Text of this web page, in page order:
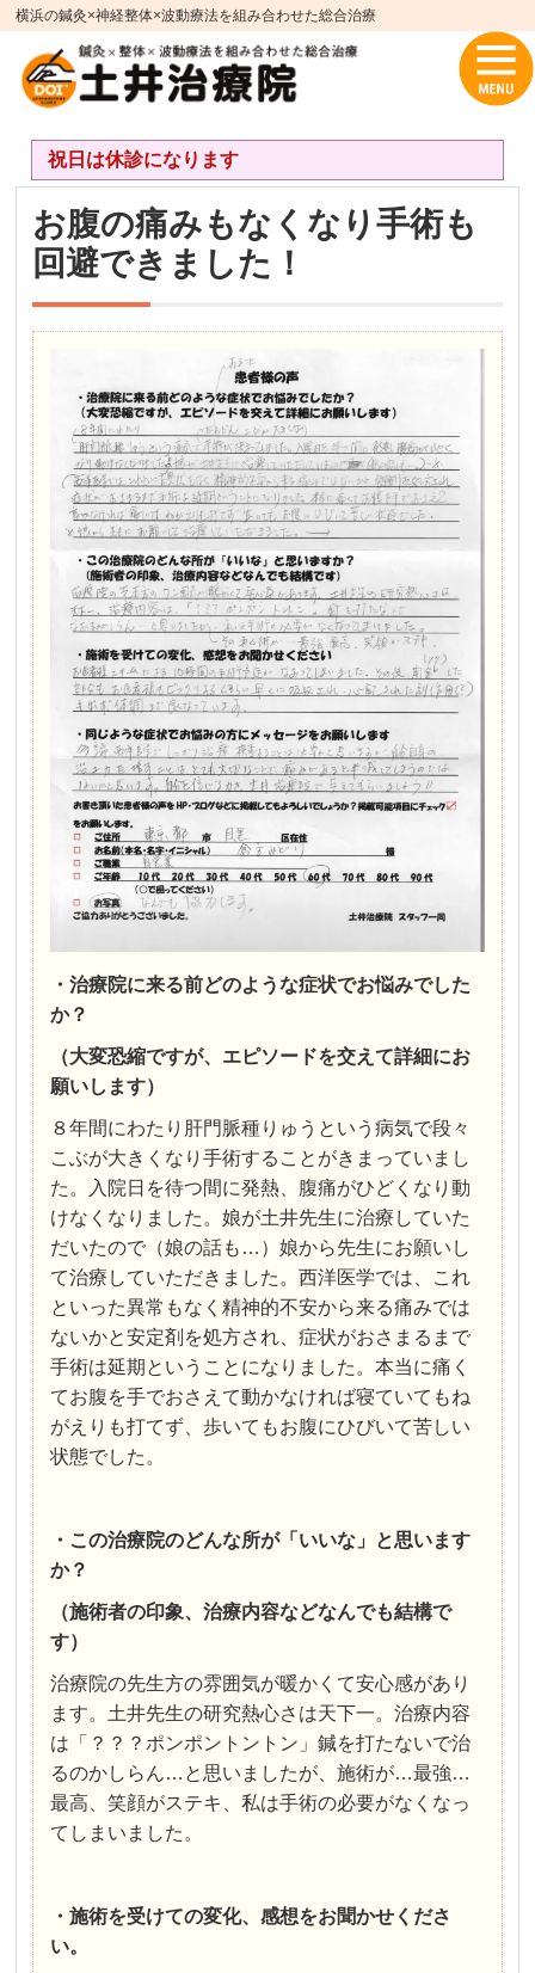
横浜の鍼灸×神経整体×波動療法を組み合わせた総合治療
祝日は休診になります
お腹の痛みもなくなり手術も
回避できました！
・治療院に来る前どのような症状でお悩みでした
か？
（大変恐縮ですが、エピソードを交えて詳細にお
願いします）
８年間にわたり肝門脈種りゅうという病気で段々
こぶが大きくなり手術することがきまっていまし
た。入院日を待つ間に発熱、腹痛がひどくなり動
けなくなりました。娘が土井先生に治療していた
だいたので（娘の話も…）娘から先生にお願いし
て治療していただきました。西洋医学では、これ
といった異常もなく精神的不安から来る痛みでは
ないかと安定剤を処方され、症状がおさまるまで
手術は延期ということになりました。本当に痛く
てお腹を手でおさえて動かなければ寝ていてもね
がえりも打てず、歩いてもお腹にひびいて苦しい
状態でした。
・この治療院のどんな所が「いいな」と思います
か？
（施術者の印象、治療内容などなんでも結構で
す）
治療院の先生方の雰囲気が暖かくて安心感があり
ます。土井先生の研究熱心さは天下一。治療内容
は「？？？ポンポントントン」鍼を打たないで治
るのかしらん…と思いましたが、施術が…最強…
最高、笑顔がステキ、私は手術の必要がなくなっ
てしまいました。
・施術を受けての変化、感想をお聞かせくださ
い。